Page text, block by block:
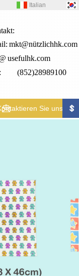
Italian
mkt@nützlichhk.com
usefulhk.com
(852)28989100
Sie uns